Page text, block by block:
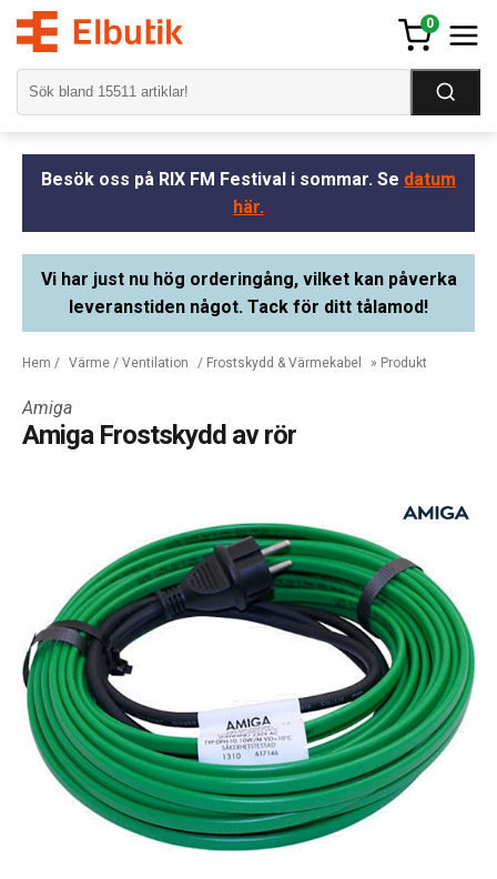
0
Besök oss på RIX FM Festival i sommar. Se datum
här.
Vi har just nu hög orderingång, vilket kan påverka
leveranstiden något. Tack för ditt tålamod!
Hem / Värme / Ventilation / Frostskydd & Värmekabel » Produkt
Amiga
Amiga Frostskydd av rör